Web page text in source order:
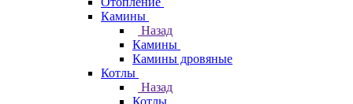
Камины
Назад
Камины
Камины дровяные
Котлы
Назад
Котлы